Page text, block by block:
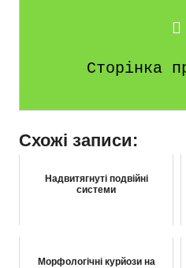
Сторінка
Схожі записи:
Надвитягнуті подвійні
системи
Морфологічні курйози на